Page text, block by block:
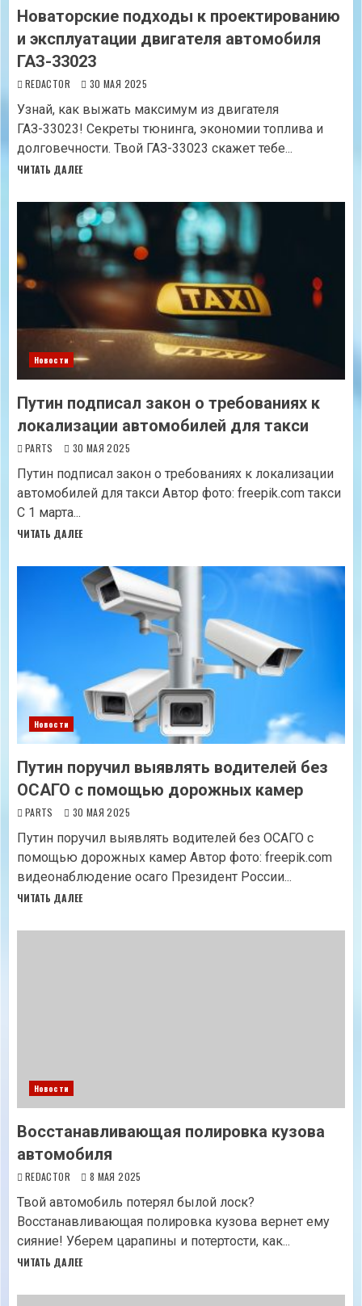
Новаторские подходы к проектированию
и эксплуатации двигателя автомобиля
ГАЗ-33023
REDACTOR 30 МАЯ 2025
Узнай, как выжать максимум из двигателя
ГАЗ-33023! Секреты тюнинга, экономии топлива и
долговечности. Твой ГАЗ-33023 скажет тебе...
ЧИТАТЬ ДАЛЕЕ
Новости
Путин подписал закон о требованиях к
локализации автомобилей для такси
PARTS 30 МАЯ 2025
Путин подписал закон о требованиях к локализации
автомобилей для такси Автор фото: freepik.com такси
С 1 марта...
ЧИТАТЬ ДАЛЕЕ
Новости
Путин поручил выявлять водителей без
ОСАГО с помощью дорожных камер
PARTS 30 МАЯ 2025
Путин поручил выявлять водителей без ОСАГО с
помощью дорожных камер Автор фото: freepik.com
видеонаблюдение осаго Президент России...
ЧИТАТЬ ДАЛЕЕ
Новости
Восстанавливающая полировка кузова
автомобиля
REDACTOR 8 МАЯ 2025
Твой автомобиль потерял былой лоск?
Восстанавливающая полировка кузова вернет ему
сияние! Уберем царапины и потертости, как...
ЧИТАТЬ ДАЛЕЕ